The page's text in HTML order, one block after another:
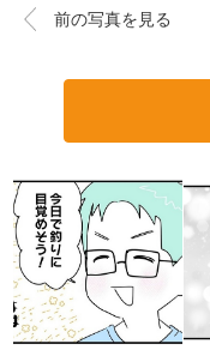
前の写真を見る